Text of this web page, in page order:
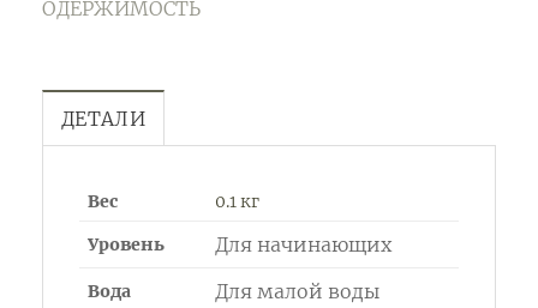
ОДЕРЖИМОСТЬ
ДЕТАЛИ
Вес
0.1 кг
Уровень
Для начинающих
Вода Для малой воды